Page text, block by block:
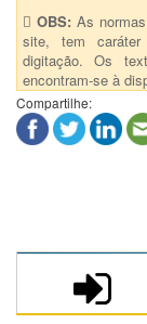
OBS: As
site, tem caráter
digitação. Os
encontram-se à
Compartilhe: